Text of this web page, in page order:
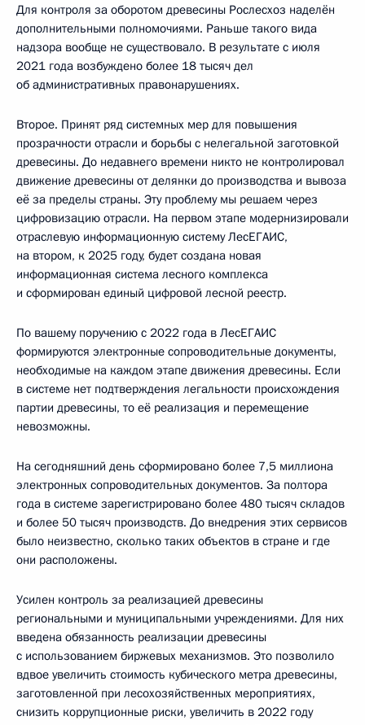
Для контроля за оборотом древесины Рослесхоз наделён
дополнительными полномочиями. Раньше такого вида
надзора вообще не существовало. В результате с июля
2021 года возбуждено более 18 тысяч дел
об административных правонарушениях.
Второе. Принят ряд системных мер для повышения
прозрачности отрасли и борьбы с нелегальной заготовкой
древесины. До недавнего времени никто не контролировал
движение древесины от делянки до производства и вывоза
её за пределы страны. Эту проблему мы решаем через
цифровизацию отрасли. На первом этапе модернизировали
отраслевую информационную систему ЛесЕГАИС,
на втором, к 2025 году, будет создана новая
информационная система лесного комплекса
и сформирован единый цифровой лесной реестр.
По вашему поручению с 2022 года в ЛесЕГАИС
формируются электронные сопроводительные документы,
необходимые на каждом этапе движения древесины. Если
в системе нет подтверждения легальности происхождения
партии древесины, то её реализация и перемещение
невозможны.
На сегодняшний день сформировано более 7,5 миллиона
электронных сопроводительных документов. За полтора
года в системе зарегистрировано более 480 тысяч складов
и более 50 тысяч производств. До внедрения этих сервисов
было неизвестно, сколько таких объектов в стране и где
они расположены.
Усилен контроль за реализацией древесины
региональными и муниципальными учреждениями. Для них
введена обязанность реализации древесины
с использованием биржевых механизмов. Это позволило
вдвое увеличить стоимость кубического метра древесины,
заготовленной при лесохозяйственных мероприятиях,
снизить коррупционные риски, увеличить в 2022 году